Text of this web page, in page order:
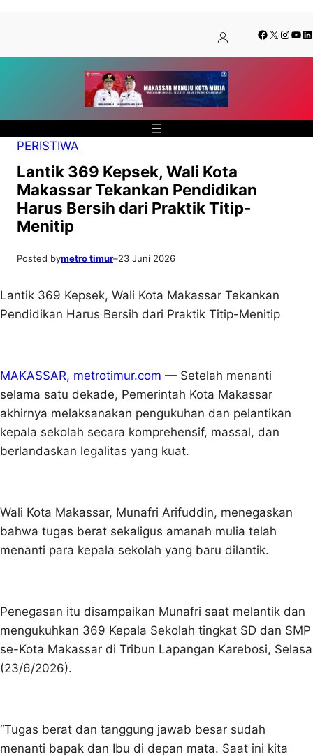
konten
content
Facebook
X
PERISTIWA
Lantik 369 Kepsek, Wali Kota
Makassar Tekankan Pendidikan
Harus Bersih dari Praktik Titip-
Menitip
Posted bymetro timur–23 Juni 2026
Lantik 369 Kepsek, Wali Kota Makassar Tekankan
Pendidikan Harus Bersih dari Praktik Titip-Menitip
MAKASSAR, metrotimur.com — Setelah menanti
selama satu dekade, Pemerintah Kota Makassar
akhirnya melaksanakan pengukuhan dan pelantikan
kepala sekolah secara komprehensif, massal, dan
berlandaskan legalitas yang kuat.
Wali Kota Makassar, Munafri Arifuddin, menegaskan
bahwa tugas berat sekaligus amanah mulia telah
menanti para kepala sekolah yang baru dilantik.
Penegasan itu disampaikan Munafri saat melantik dan
mengukuhkan 369 Kepala Sekolah tingkat SD dan SMP
se-Kota Makassar di Tribun Lapangan Karebosi, Selasa
(23/6/2026).
“Tugas berat dan tanggung jawab besar sudah
menanti bapak dan Ibu di depan mata. Saat ini kita